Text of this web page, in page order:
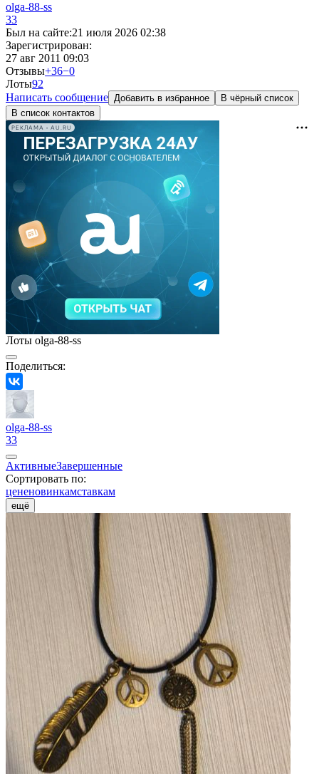
olga-88-ss
33
Был на сайте:21 июля 2026 02:38
Зарегистрирован:
27 авг 2011 09:03
Отзывы+36−0
Лоты92
Написать сообщение Добавить в избранное
В чёрный список
В список контактов
РЕКЛАМА • AU.RU
Лоты olga-88-ss
Поделиться:
olga-88-ss
33
АктивныеЗавершенные
Сортировать по:
цененовинкамставкам
ещё